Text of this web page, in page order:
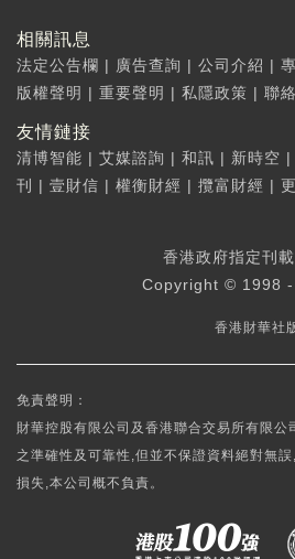
相關訊息
法定公告欄 | 廣告查詢 | 公司介紹 |
版權聲明 | 重要聲明 | 私隱政策 | 聯
友情鏈接
清博智能 | 艾媒諮詢 | 和訊 | 新時空 |
刊
| 壹財信 | 權衡財經 | 攬富財經 |
香港政府指定刊
Copyright © 1998 -
香港財華社
免責聲明：
財華控股有限公司及香港聯合交易所有限公
之準確性及可靠性,但並不保證資料絕對無
損失,本公司概不負責。